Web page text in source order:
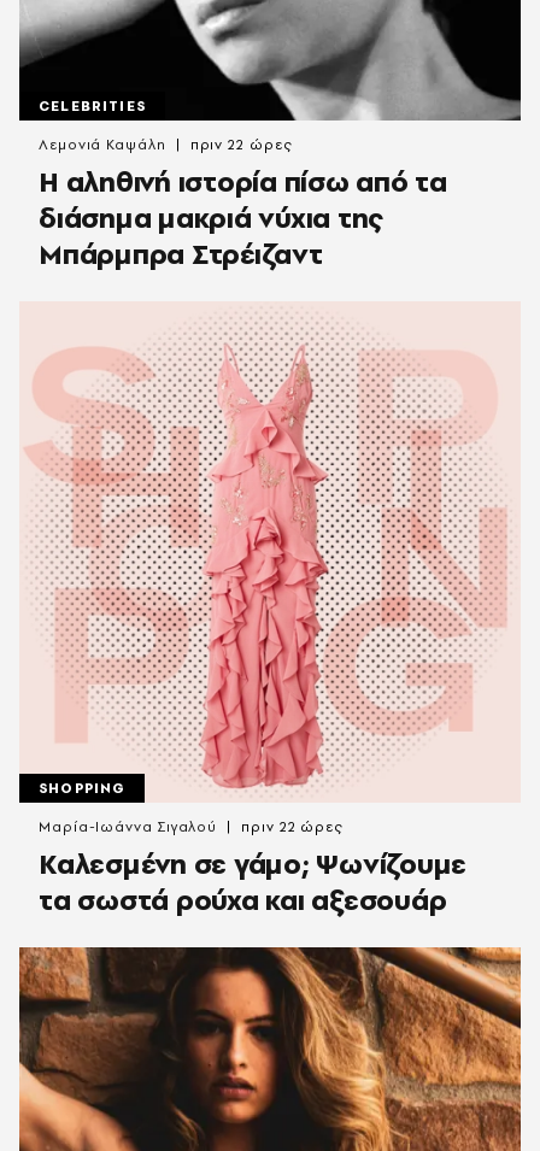
CELEBRITIES
Η αληθινή ιστορία πίσω από τα
διάσημα μακριά νύχια της
Μπάρμπρα Στρέιζαντ
Λεμονιά Καψάλη πριν 22 ώρες
SHOPPING
Καλεσμένη σε γάμο; Ψωνίζουμε
τα σωστά ρούχα και αξεσουάρ
Μαρία-Ιωάννα Σιγαλού πριν 22 ώρες